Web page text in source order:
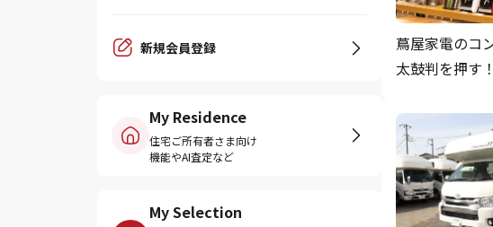
新規会員登録
My Residence
住宅ご所有者さま向け
機能やAI査定など
My Selection
蔦屋家電のコ
太鼓判を押す
る最新家電